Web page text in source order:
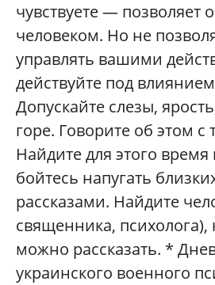
чувствуете — позволяет
человеком. Но не
управлять вашими
действуйте под
Допускайте слезы,
горе. Говорите об этом
Найдите для этого
бойтесь напугать
рассказами. Найдите
священника, психолога),
можно рассказать. *
украинского военного